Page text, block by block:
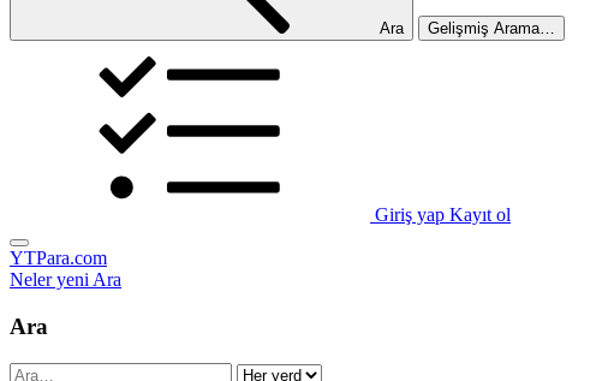
Ara Gelişmiş Arama…
Giriş yap Kayıt ol
YTPara.com
Neler yeniAra
Ara